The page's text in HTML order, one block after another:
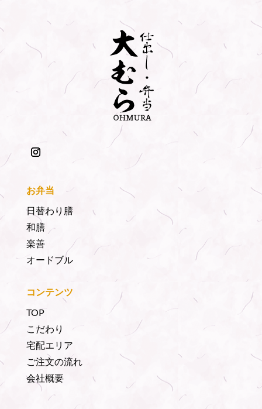
お弁当
日替わり膳
和膳
楽善
オードブル
コンテンツ
TOP
こだわり
宅配エリア
ご注文の流れ
会社概要